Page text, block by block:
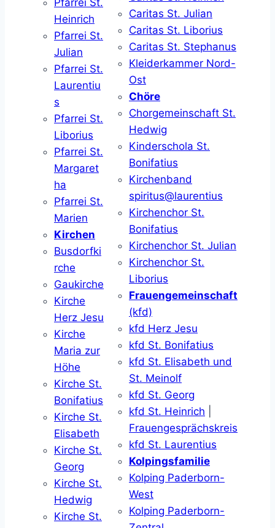
Pfarrei St.
Heinrich
Pfarrei St.
Julian
Pfarrei St.
Laurentiu
s
Pfarrei St.
Liborius
Pfarrei St.
Margaret
ha
Pfarrei St.
Marien
Kirchen
Busdorfki
rche
Gaukirche
Kirche
Herz Jesu
Kirche
Maria zur
Höhe
Kirche St.
Bonifatius
Kirche St.
Elisabeth
Kirche St.
Georg
Kirche St.
Hedwig
Kirche St.
Caritas St. Julian
Caritas St. Liborius
Caritas St. Stephanus
Kleiderkammer Nord-
Ost
Chöre
Chorgemeinschaft St.
Hedwig
Kinderschola St.
Bonifatius
Kirchenband
spiritus@laurentius
Kirchenchor St.
Bonifatius
Kirchenchor St. Julian
Kirchenchor St.
Liborius
Frauengemeinschaft
(kfd)
kfd Herz Jesu
kfd St. Bonifatius
kfd St. Elisabeth und
St. Meinolf
kfd St. Georg
kfd St. Heinrich
Frauengesprächskreis
kfd St. Laurentius
Kolpingsfamilie
Kolping Paderborn-
West
Kolping Paderborn-